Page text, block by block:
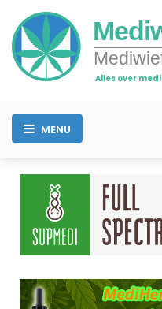
Alles over
MENU